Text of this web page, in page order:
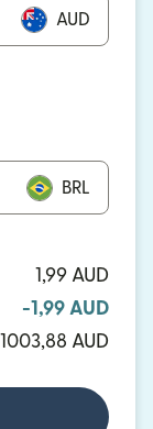
AUD
BRL
1,99 AUD
-1,99 AUD
1003,88 AUD